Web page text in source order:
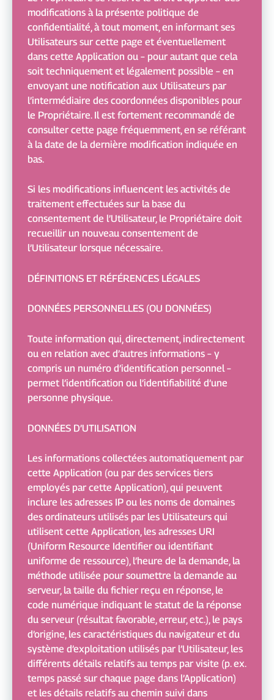
modifications à la présente politique de
confidentialité, à tout moment, en informant ses
Utilisateurs sur cette page et éventuellement
dans cette Application ou – pour autant que cela
soit techniquement et légalement possible – en
envoyant une notification aux Utilisateurs par
l’intermédiaire des coordonnées disponibles pour
le Propriétaire. Il est fortement recommandé de
consulter cette page fréquemment, en se référant
à la date de la dernière modification indiquée en
bas.
Si les modifications influencent les activités de
traitement effectuées sur la base du
consentement de l’Utilisateur, le Propriétaire doit
recueillir un nouveau consentement de
l’Utilisateur lorsque nécessaire.
DÉFINITIONS ET RÉFÉRENCES LÉGALES
DONNÉES PERSONNELLES (OU DONNÉES)
Toute information qui, directement, indirectement
ou en relation avec d’autres informations – y
compris un numéro d’identification personnel –
permet l’identification ou l’identifiabilité d’une
personne physique.
DONNÉES D’UTILISATION
Les informations collectées automatiquement par
cette Application (ou par des services tiers
employés par cette Application), qui peuvent
inclure les adresses IP ou les noms de domaines
des ordinateurs utilisés par les Utilisateurs qui
utilisent cette Application, les adresses URI
(Uniform Resource Identifier ou identifiant
uniforme de ressource), l’heure de la demande, la
méthode utilisée pour soumettre la demande au
serveur, la taille du fichier reçu en réponse, le
code numérique indiquant le statut de la réponse
du serveur (résultat favorable, erreur, etc.), le pays
d’origine, les caractéristiques du navigateur et du
système d’exploitation utilisés par l’Utilisateur, les
différents détails relatifs au temps par visite (p. ex.
temps passé sur chaque page dans l’Application)
et les détails relatifs au chemin suivi dans